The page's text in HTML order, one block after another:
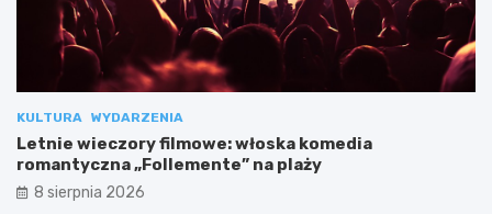
KULTURA WYDARZENIA
Letnie wieczory filmowe: włoska komedia
romantyczna „Follemente” na plaży
8 sierpnia 2026